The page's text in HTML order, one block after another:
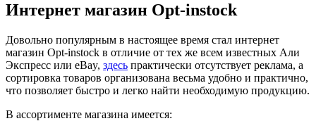
Интернет магазин Opt-instock
Довольно популярным в настоящее время стал интернет
магазин Opt-instock в отличие от тех же всем известных Али
Экспресс или eBay, здесь практически отсутствует реклама, а
сортировка товаров организована весьма удобно и практично,
что позволяет быстро и легко найти необходимую продукцию.
В ассортименте магазина имеется: